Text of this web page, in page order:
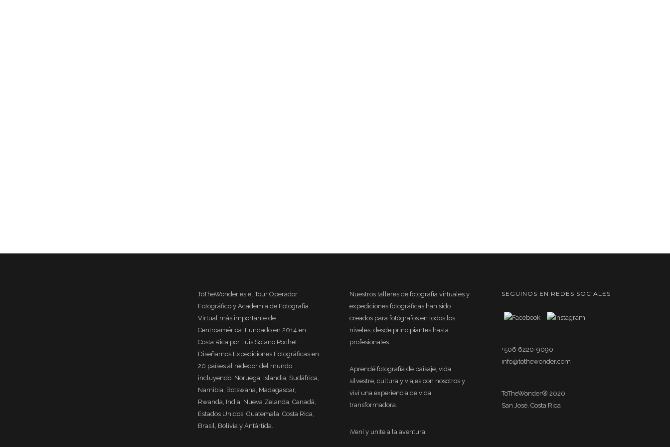
ToTheWonder es el Tour Operador
Fotográfico y Academia de Fotografía
Virtual más importante de
Centroamérica. Fundado en 2014 en
Costa Rica por Luis Solano Pochet.
Diseñamos Expediciones Fotográficas en
20 países al rededor del mundo
incluyendo: Noruega, Islandia, Sudáfrica,
Namibia, Botswana, Madagascar,
Rwanda, India, Nueva Zelanda, Canadá,
Estados Unidos, Guatemala, Costa Rica,
Brasil, Bolivia y Antártida.
Nuestros talleres de fotografía virtuales y
expediciones fotográficas han sido
creados para fotógrafos en todos los
niveles, desde principiantes hasta
profesionales.
Aprendé fotografía de paisaje, vida
silvestre, cultura y viajes con nosotros y
viví una experiencia de vida
transformadora.
¡Vení y unite a la aventura!
SEGUINOS EN REDES SOCIALES
+506 6220-9090
info@tothewonder.com
ToTheWonder® 2020
San José, Costa Rica